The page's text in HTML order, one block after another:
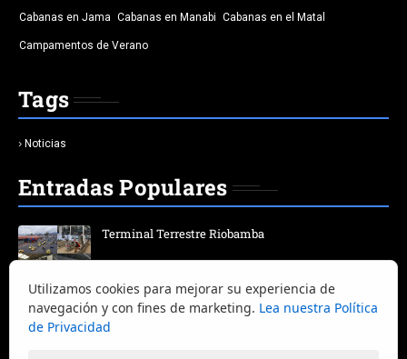
Cabanas en Jama Cabanas en Manabi Cabanas en el Matal
Campamentos de Verano
Tags
Noticias
Entradas Populares
Terminal Terrestre Riobamba
Terminal Terrestre Quitumbe | Horario | salida | bus |
destino | Ciudad
Utilizamos cookies para mejorar su experiencia de
navegación y con fines de marketing. Lea nuestra Política
de Privacidad